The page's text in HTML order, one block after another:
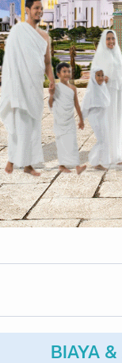
BULAN MARET
BIAYA